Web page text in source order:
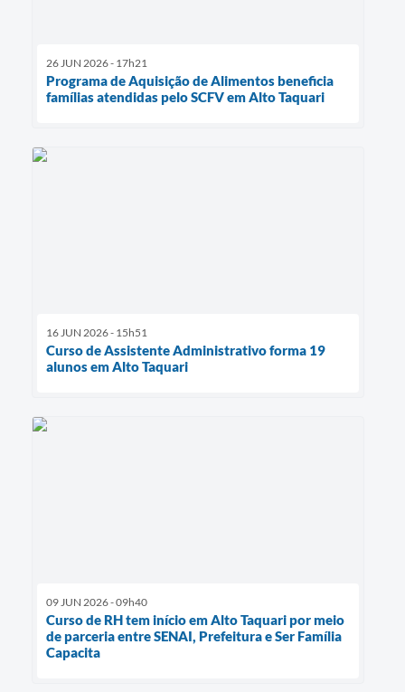
26 JUN 2026 - 17h21
Programa de Aquisição de Alimentos beneficia
famílias atendidas pelo SCFV em Alto Taquari
16 JUN 2026 - 15h51
Curso de Assistente Administrativo forma 19
alunos em Alto Taquari
09 JUN 2026 - 09h40
Curso de RH tem início em Alto Taquari por meio
de parceria entre SENAI, Prefeitura e Ser Família
Capacita